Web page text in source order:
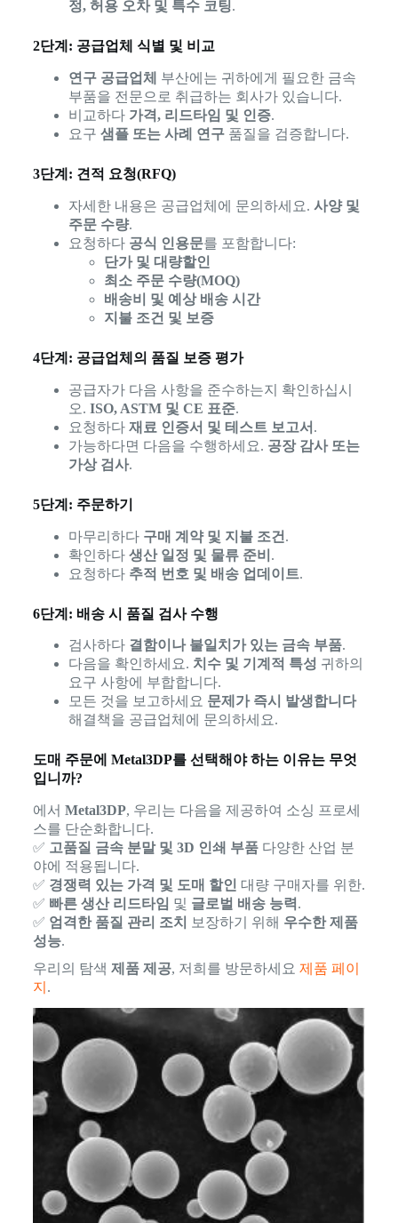
정, 허용 오차 및 특수 코팅.
2단계: 공급업체 식별 및 비교
연구 공급업체
부산에는 귀하에게 필요한 금속
부품을 전문으로 취급하는 회사가 있습니다.
비교하다 가격, 리드타임 및 인증.
요구 샘플 또는 사례 연구품질을 검증합니다.
3단계: 견적 요청(RFQ)
자세한 내용은 공급업체에 문의하세요. 사양 및
주문 수량.
요청하다 공식 인용문를 포함합니다:
단가 및 대량할인
최소 주문 수량(MOQ)
배송비 및 예상 배송 시간
지불 조건 및 보증
4단계: 공급업체의 품질 보증 평가
공급자가 다음 사항을 준수하는지 확인하십시
오. ISO, ASTM 및 CE 표준.
요청하다 재료 인증서 및 테스트 보고서 .
가능하다면 다음을 수행하세요. 공장 감사 또는
가상 검사.
5단계: 주문하기
마무리하다 구매 계약 및 지불 조건 .
확인하다 생산 일정 및 물류 준비 .
요청하다 추적 번호 및 배송 업데이트.
6단계: 배송 시 품질 검사 수행
검사하다 결함이나 불일치가 있는 금속 부품.
다음을 확인하세요. 치수 및 기계적 특성 귀하의
요구 사항에 부합합니다.
모든 것을 보고하세요 문제가 즉시 발생합니다
해결책을 공급업체에 문의하세요.
도매 주문에 Metal3DP를 선택해야 하는 이유는 무엇
입니까?
에서 Metal3DP, 우리는 다음을 제공하여 소싱 프로세
스를 단순화합니다.
✅ 고품질 금속 분말 및 3D 인쇄 부품다양한 산업 분
야에 적용됩니다.
✅ 경쟁력 있는 가격 및 도매 할인 대량 구매자를 위한.
✅ 빠른 생산 리드타임 및 글로벌 배송 능력 .
✅ 엄격한 품질 관리 조치 보장하기 위해 우수한 제품
성능.
우리의 탐색 제품 제공, 저희를 방문하세요 제품 페이
지 .